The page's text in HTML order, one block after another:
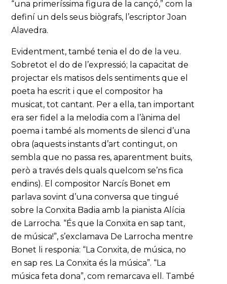
“una primeríssima figura de la cançó,” com la
definí un dels seus biògrafs, l’escriptor Joan
Alavedra.
Evidentment, també tenia el do de la veu.
Sobretot el do de l’expressió; la capacitat de
projectar els matisos dels sentiments que el
poeta ha escrit i que el compositor ha
musicat, tot cantant. Per a ella, tan important
era ser fidel a la melodia com a l’ànima del
poema i també als moments de silenci d’una
obra (aquests instants d’art contingut, on
sembla que no passa res, aparentment buits,
però a través dels quals quelcom se’ns fica
endins). El compositor Narcís Bonet em
parlava sovint d’una conversa que tingué
sobre la Conxita Badia amb la pianista Alícia
de Larrocha. “És que la Conxita en sap tant,
de música!”, s’exclamava De Larrocha mentre
Bonet li responia: “La Conxita, de música, no
en sap res. La Conxita és la música”. “La
música feta dona”, com remarcava ell. També